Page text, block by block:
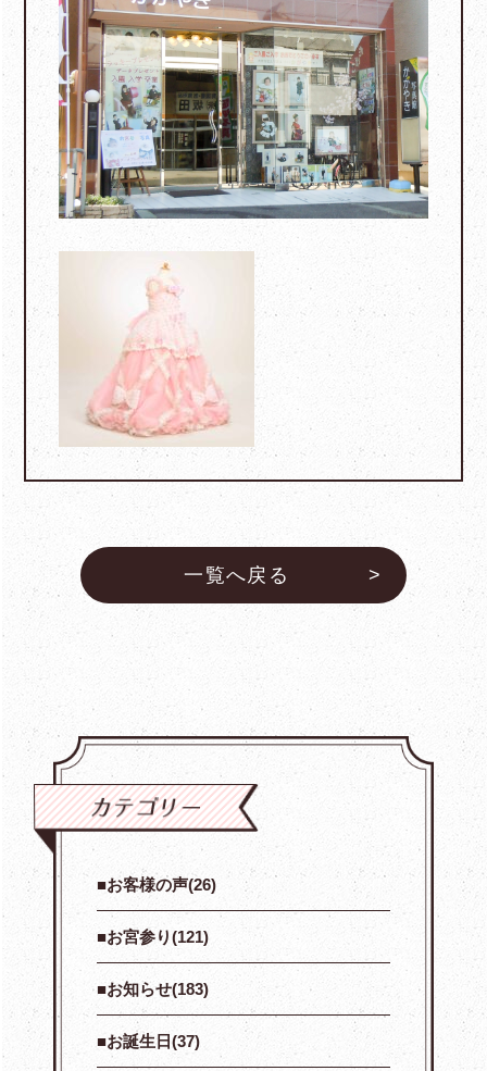
お客様の声(26)
お宮参り(121)
お知らせ(183)
お誕生日(37)
一覧へ戻る